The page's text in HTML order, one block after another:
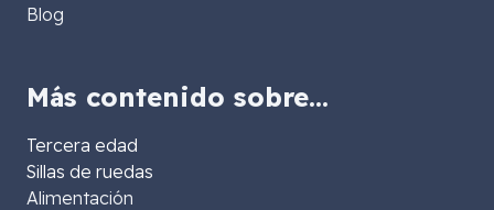
Blog
Más contenido sobre…
Tercera edad
Sillas de ruedas
Alimentación